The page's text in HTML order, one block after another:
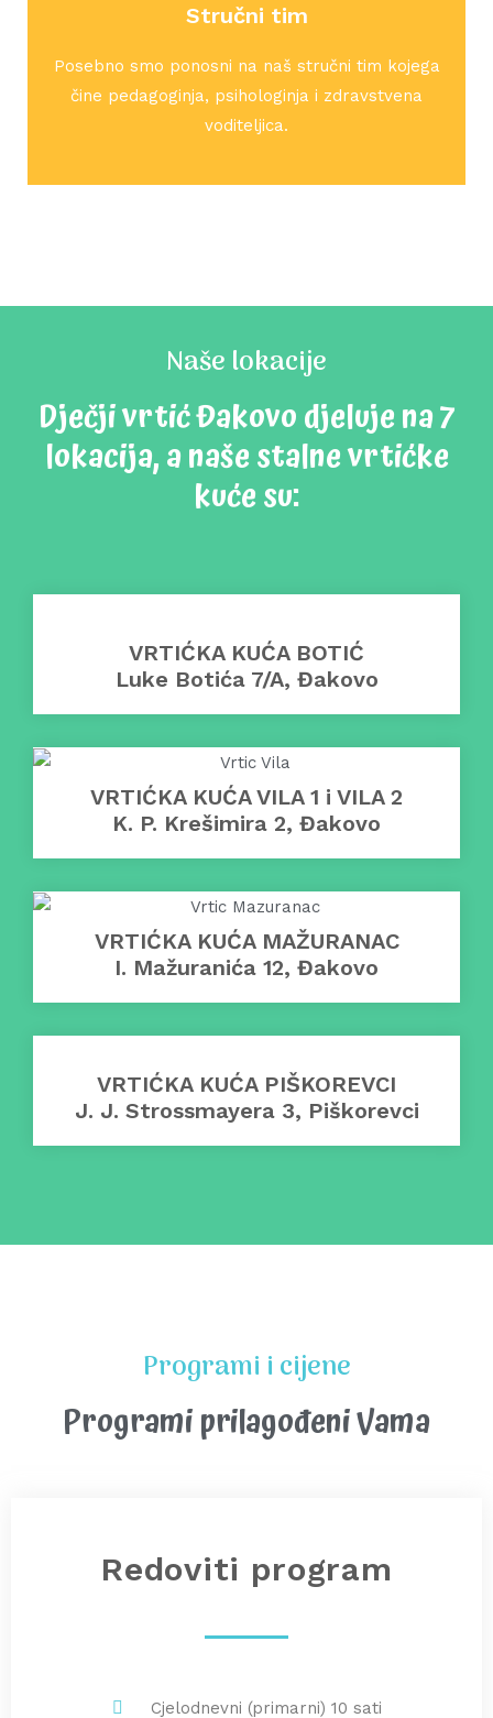
Stručni tim
Posebno smo ponosni na naš stručni tim kojega
čine pedagoginja, psihologinja i zdravstvena
voditeljica.
Naše lokacije
Dječji vrtić Đakovo djeluje na 7
lokacija, a naše stalne vrtićke
kuće su:
VRTIĆKA KUĆA BOTIĆ
Luke Botića 7/A, Đakovo
VRTIĆKA KUĆA VILA 1 i VILA 2
K. P. Krešimira 2, Đakovo
VRTIĆKA KUĆA MAŽURANAC
I. Mažuranića 12, Đakovo
VRTIĆKA KUĆA PIŠKOREVCI
J. J. Strossmayera 3, Piškorevci
Programi i cijene
Programi prilagođeni Vama
Redoviti program
Cjelodnevni (primarni) 10 sati